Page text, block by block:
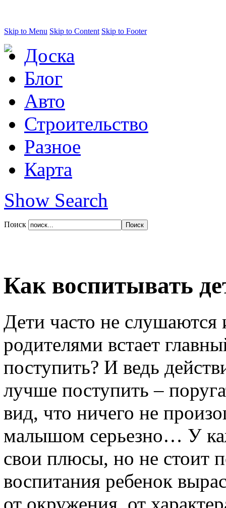
Skip to Menu Skip to Content Skip to Footer
Доска
Блог
Авто
Строительство
Разное
Карта
Show Search
Поиск
Как воспитывать
Дети часто не
родителями встает
поступить? И ведь
лучше поступить –
вид, что ничего не
малышом серьезно… У
свои плюсы, но не стоит
воспитания ребенок
от окружения, от